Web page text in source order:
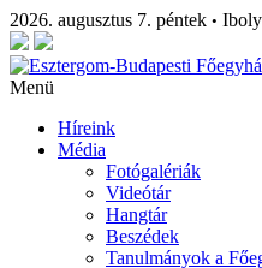
2026. augusztus 7. péntek •
Menü
Híreink
Média
Fotógalériák
Videótár
Hangtár
Beszédek
Tanulmányok a